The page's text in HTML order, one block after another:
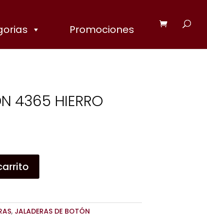
Promociones
4365 HIERRO
, JALADERAS DE BOTÓN